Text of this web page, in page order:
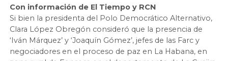
Con información de El Tiempo y RCN
Si bien la presidenta del Polo Democrático Alternativo,
Clara López Obregón consideró que la presencia de
‘Iván Márquez’ y ‘Joaquín Gómez’, jefes de las Farc y
negociadores en el proceso de paz en La Habana, en